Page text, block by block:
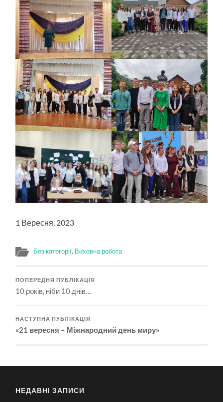
1 Вересня, 2023
Без категорії, Виховна робота
ПОПЕРЕДНЯ ПУБЛІКАЦІЯ
10 років, ніби 10 днів…
НАСТУПНА ПУБЛІКАЦІЯ
«21 вересня – Міжнародний день миру»
НЕДАВНІ ЗАПИСИ